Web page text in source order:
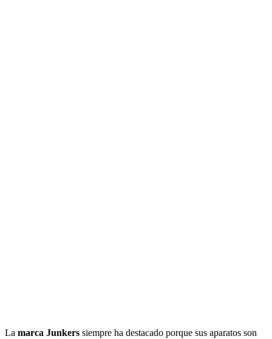
La marca Junkers siempre ha destacado porque sus aparatos son